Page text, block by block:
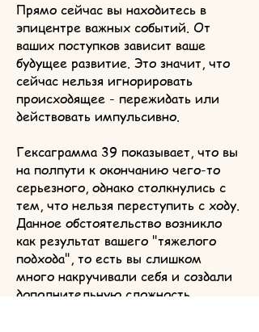
Прямо сейчас вы находитесь в
эпицентре важных событий. От
ваших поступков зависит ваше
будущее развитие. Это значит, что
сейчас нельзя игнорировать
происходящее - пережидать или
действовать импульсивно.
Гексаграмма 39 показывает, что вы
на полпути к окончанию чего-то
серьезного, однако столкнулись с
тем, что нельзя переступить с ходу.
Данное обстоятельство возникло
как результат вашего "тяжелого
подхода", то есть вы слишком
много накручивали себя и создали
дополнительную сложность.